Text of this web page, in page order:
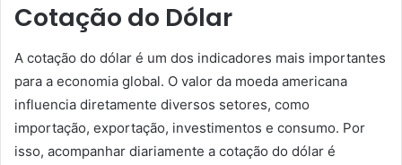
Cotação do Dólar
A cotação do dólar é um dos indicadores mais importantes
para a economia global. O valor da moeda americana
influencia diretamente diversos setores, como
importação, exportação, investimentos e consumo. Por
isso, acompanhar diariamente a cotação do dólar é